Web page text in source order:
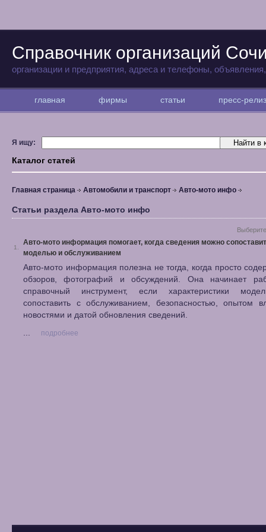
Справочник организаций
организации и предприятия, адреса и телефоны,
главная фирмы статьи пресс-
Я ищу:
Каталог статей
Главная страница Автомобили и транспорт Авто-мото инфо
Статьи раздела Авто-мото инфо
1.
Авто-мото информация помогает, когда сведения можно
моделью и обслуживанием
Авто-мото информация полезна не тогда, когда просто
обзоров, фотографий и обсуждений. Она начинает
справочный инструмент, если характеристики
сопоставить с обслуживанием, безопасностью, опытом
новостями и датой обновления сведений.
...
подробнее